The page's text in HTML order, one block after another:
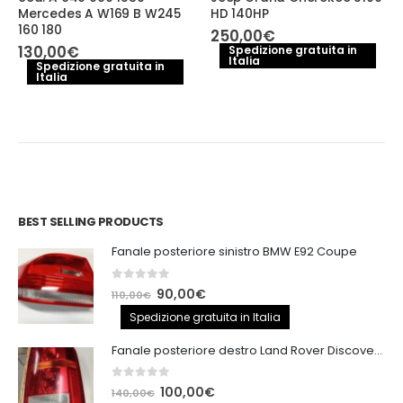
Mercedes A W169 B W245
160 180
130,00€
Spedizione gratuita in
Italia
HD 140HP
250,00€
Spedizione gratuita in
Italia
BEST SELLING PRODUCTS
Fanale posteriore sinistro BMW E92 Coupe
out of 5
110,00€ Il
prezzo
originale
era:
110,00€.
90,00€Il
prezzo
attuale
è:
Spedizione gratuita in Italia
Fanale posteriore destro Land Rover Discovery 3
out of 5
140,00€ Il100,00€Il